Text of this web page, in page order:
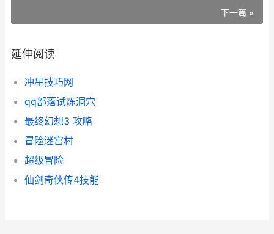
下一篇 »
延伸阅读
冲星技巧网
qq部落试炼洞穴
最终幻想3 攻略
冒险迷宫村
超级冒险
仙剑奇侠传4技能